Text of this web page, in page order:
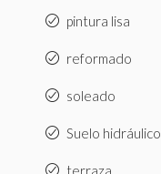
pintura lisa
reformado
soleado
Suelo hidráulico
terraza